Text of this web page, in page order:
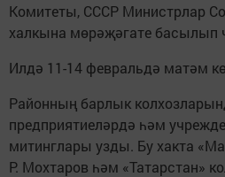
Комитеты, СССР Министрлар
халкына мөрәҗәгате басылып
Илдә 11-14 февральдә матәм
Районның барлык
предприятиеләрдә һәм
митинглары узды. Бу хакта
Р. Мохтаров һәм «Татарстан»